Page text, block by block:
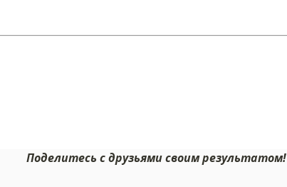
Поделитесь с друзьями своим результатом!